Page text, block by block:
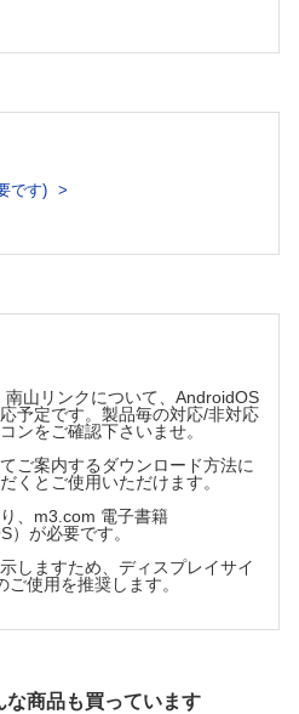
薬
ブリモニジン)
核、トキソプラズマ)
剤治療
法
用薬剤
リメント
です)
山リンクについて、AndroidOS
予定です。製品毎の対応/非対応
ンをご確認下さいませ。
ご案内するダウンロード方法に
くとご使用いただけます。
、m3.com 電子書籍
）が必要です。
しますため、ディスプレイサイ
使用を推奨します。
な商品も買っています